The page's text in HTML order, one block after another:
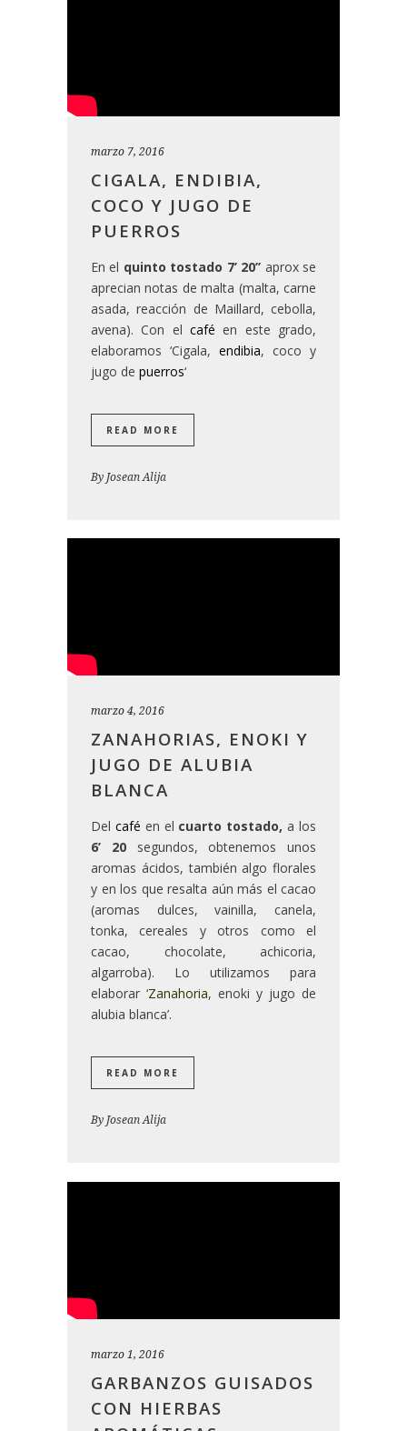
marzo 7, 2016
CIGALA, ENDIBIA,
COCO Y JUGO DE
PUERROS
En el quinto tostado 7’ 20’’ aprox se
aprecian notas de malta (malta, carne
asada, reacción de Maillard, cebolla,
avena). Con el café en este grado,
elaboramos ‘Cigala, endibia, coco y
jugo de puerros‘
READ MORE
By Josean Alija
marzo 4, 2016
ZANAHORIAS, ENOKI Y
JUGO DE ALUBIA
BLANCA
Del café en el cuarto tostado, a los
6’ 20segundos, obtenemos unos
aromas ácidos, también algo florales
y en los que resalta aún más el cacao
(aromas dulces, vainilla, canela,
tonka, cereales y otros como el
cacao, chocolate, achicoria,
algarroba). Lo utilizamos para
elaborar ‘Zanahoria, enoki y jugo de
alubia blanca’.
READ MORE
By Josean Alija
marzo 1, 2016
GARBANZOS GUISADOS
CON HIERBAS